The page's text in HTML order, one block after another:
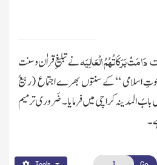
دَامَتْ بَرَکَاتُہُمُ الْعَالِیَہنے تبلیغِ قراٰن وسنت
اسلامی ‘‘ کے سنتوں بھرے اجتماع (ربیعُ
بابُ المدینہ کراچی میں فرمایا ۔ ضَروری ترمیم
۔